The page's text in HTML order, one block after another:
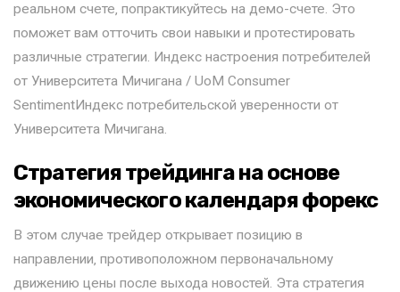
реальном счете‚ попрактикуйтесь на демо-счете. Это
поможет вам отточить свои навыки и протестировать
различные стратегии. Индекс настроения потребителей
от Университета Мичигана / UoM Consumer
SentimentИндекс потребительской уверенности от
Университета Мичигана.
Стратегия трейдинга на основе
экономического календаря форекс
В этом случае трейдер открывает позицию в
направлении‚ противоположном первоначальному
движению цены после выхода новостей. Эта стратегия